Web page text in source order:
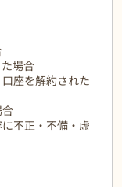
場合
座を解約された
合
不正・不備・虚